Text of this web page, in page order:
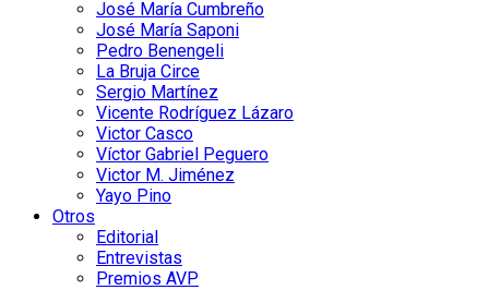
José María Cumbreño
José María Saponi
Pedro Benengeli
La Bruja Circe
Sergio Martínez
Vicente Rodríguez Lázaro
Victor Casco
Víctor Gabriel Peguero
Victor M. Jiménez
Yayo Pino
Otros
Editorial
Entrevistas
Premios AVP